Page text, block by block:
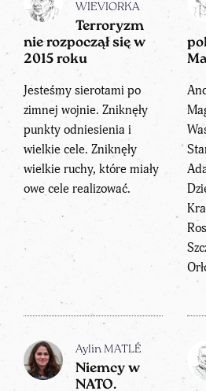
WIEVIORKA
Terroryzm
nie rozpoczął się w
2015 roku
Jesteśmy sierotami po
zimnej wojnie. Zniknęły
punkty odniesienia i
wielkie cele. Zniknęły
wielkie ruchy, które miały
owe cele realizować.
Aylin MATLÉ
Niemcy w
NATO.